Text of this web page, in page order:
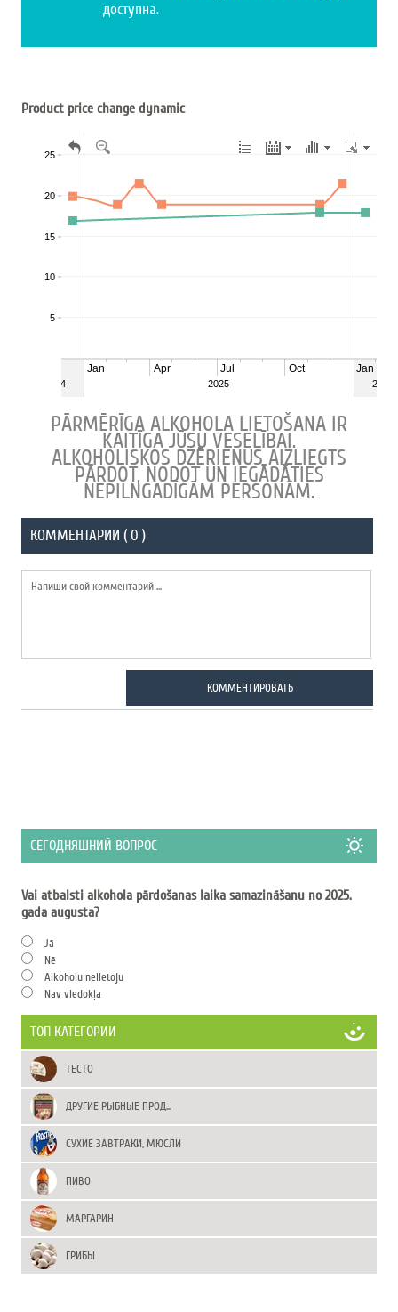
доступна.
Product price change dynamic
PĀRMĒRĪGA ALKOHOLA LIETOŠANA IR
KAITĪGA JŪSU VESELĪBAI.
ALKOHOLISKOS DZĒRIENUS AIZLIEGTS
PĀRDOT, NODOT UN IEGĀDĀTIES
NEPILNGADĪGĀM PERSONĀM.
КОММЕНТАРИИ ( 0 )
КОММЕНТИРОВАТЬ
СЕГОДНЯШНИЙ ВОПРОС
Vai atbalsti alkohola pārdošanas laika samazināšanu no 2025.
gada augusta?
Jā
Nē
Alkoholu nelietoju
Nav viedokļa
ТОП КАТЕГОРИИ
ТЕСТО
ДРУГИЕ РЫБНЫЕ ПРОД...
СУХИЕ ЗАВТРАКИ, МЮСЛИ
ПИВО
МАРГАРИН
ГРИБЫ